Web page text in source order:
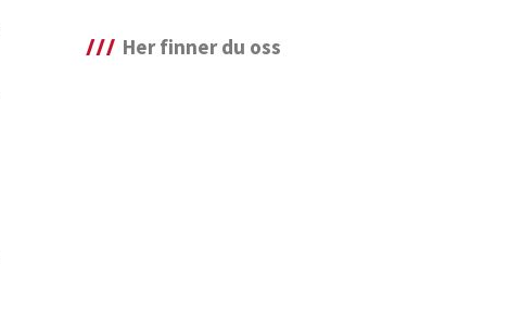
Her finner du oss